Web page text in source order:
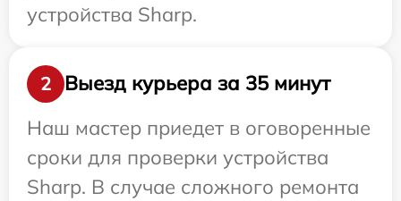
устройства Sharp.
2
Выезд курьера за 35 минут
Наш мастер приедет в оговоренные
сроки для проверки устройства
Sharp. В случае сложного ремонта